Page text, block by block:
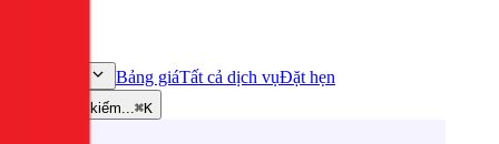
Bảng giáTất cả dịch vụĐặt hẹn
Tìm kiếm...⌘K